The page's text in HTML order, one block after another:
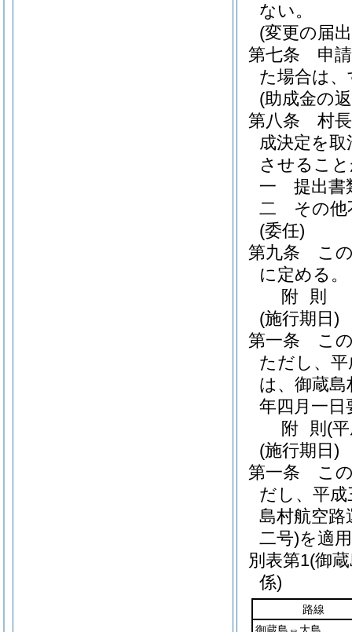
ない。
(変更の届
第七条
申
た場合は
(助成金の
第八条
村
成決定を
させるこ
一
提出書
二
その
(委任)
第九条
こ
に定める。
附 則
(施行期日)
第一条
こ
ただし、
は、御蔵
年四月一日
附 則 (
(施行期日)
第一条
こ
だし、平
島村航空路
二号)を適
別表第1(御
係)
路線